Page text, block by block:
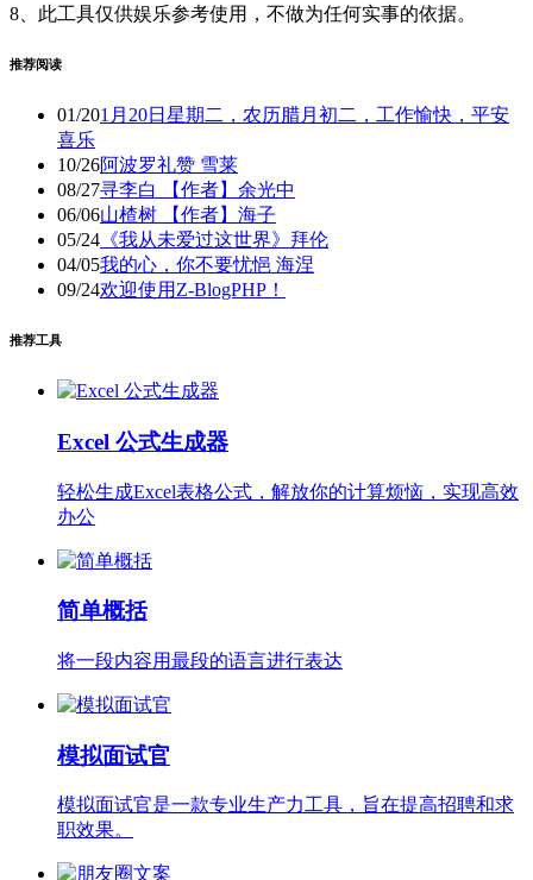
8、此工具仅供娱乐参考使用，不做为任何实事的依据。
推荐阅读
01/201月20日星期二，农历腊月初二，工作愉快，平安
喜乐
10/26阿波罗礼赞 雪莱
08/27寻李白 【作者】余光中
06/06山楂树 【作者】海子
05/24 《我从未爱过这世界》拜伦
04/05我的心，你不要忧悒 海涅
09/24欢迎使用Z-BlogPHP！
推荐工具
Excel 公式生成器
轻松生成Excel表格公式，解放你的计算烦恼，实现高效
办公
简单概括
将一段内容用最段的语言进行表达
模拟面试官
模拟面试官是一款专业生产力工具，旨在提高招聘和求
职效果。